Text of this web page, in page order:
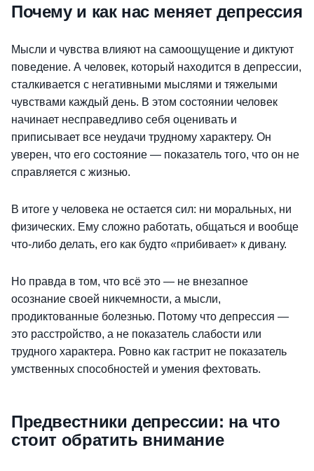
Почему и как нас меняет депрессия
Мысли и чувства влияют на самоощущение и диктуют
поведение. А человек, который находится в депрессии,
сталкивается с негативными мыслями и тяжелыми
чувствами каждый день. В этом состоянии человек
начинает несправедливо себя оценивать и
приписывает все неудачи трудному характеру. Он
уверен, что его состояние — показатель того, что он не
справляется с жизнью.
В итоге у человека не остается сил: ни моральных, ни
физических. Ему сложно работать, общаться и вообще
что-либо делать, его как будто «прибивает» к дивану.
Но правда в том, что всё это — не внезапное
осознание своей никчемности, а мысли,
продиктованные болезнью. Потому что депрессия —
это расстройство, а не показатель слабости или
трудного характера. Ровно как гастрит не показатель
умственных способностей и умения фехтовать.
Предвестники депрессии: на что
стоит обратить внимание